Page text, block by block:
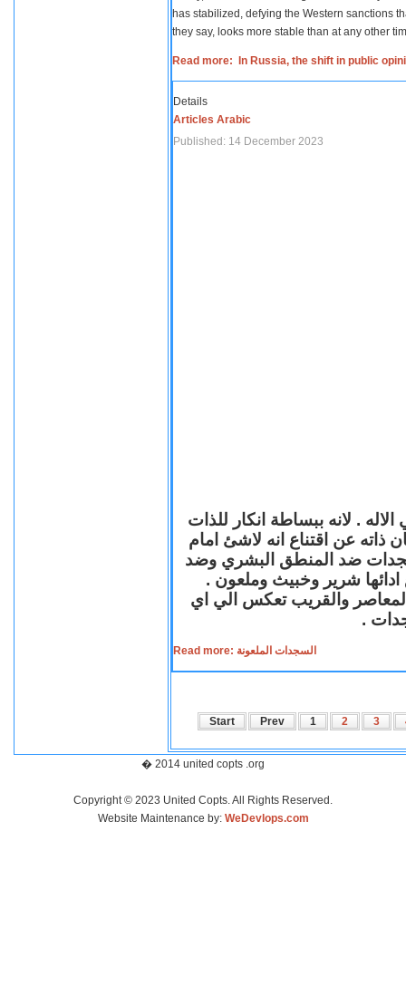
has stabilized, defying the Western sanctions
they say, looks more stable than at any other
Read more: In Russia, the shift in public
Details
Articles Arabic
Published: 14 December 2023
. لانه ببساطة انكار للذات
ذاته عن اقتناع انه لاشئ امام
ضد المنطق البشري وضد
ادائها شرير وخبيث وملعون .
المعاصر والقريب تعكس الي اي
.
Read more: السجدات الملعونة
Start Prev 1 2 3
� 2014 united copts .org
Copyright © 2023 United Copts. All Rights Reserved.
Website Maintenance by: WeDevlops.com